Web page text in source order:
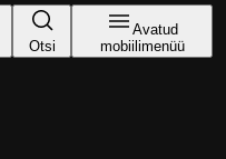
Otsi
Avatud
mobiilimenüü